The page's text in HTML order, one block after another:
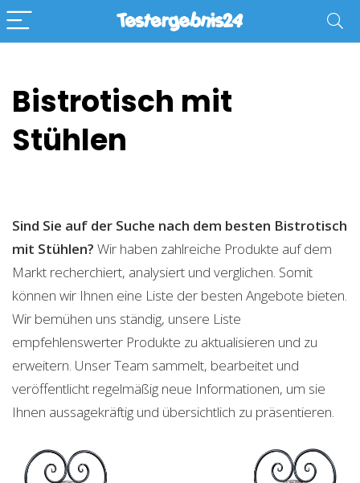
Bistrotisch mit
Stühlen
Sind Sie auf der Suche nach dem besten Bistrotisch
mit Stühlen? Wir haben zahlreiche Produkte auf dem
Markt recherchiert, analysiert und verglichen. Somit
können wir Ihnen eine Liste der besten Angebote bieten.
Wir bemühen uns ständig, unsere Liste
empfehlenswerter Produkte zu aktualisieren und zu
erweitern. Unser Team sammelt, bearbeitet und
veröffentlicht regelmäßig neue Informationen, um sie
Ihnen aussagekräftig und übersichtlich zu präsentieren.